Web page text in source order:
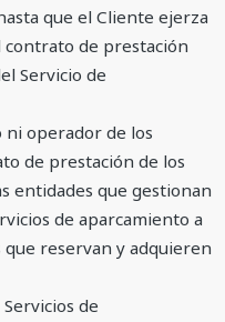
que el Cliente ejerza
de prestación
Servicio de
ni operador de los
de prestación de los
entidades que gestionan
de aparcamiento a
reservan y adquieren
de